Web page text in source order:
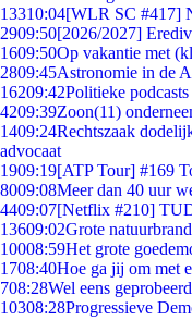
13310:04[WLR SC #417]
2909:50[2026/2027]
1609:50Op vakantie met
2809:45Astronomie in de
16209:42Politieke podcasts
4209:39Zoon(11)
1409:24Rechtszaak
advocaat
1909:19[ATP Tour] #169
8009:08Meer dan 40 uur
4409:07[Netflix #210]
13609:02Grote
10008:59Het grote
1708:40Hoe ga jij om met
708:28Wel eens
10308:28Progressieve